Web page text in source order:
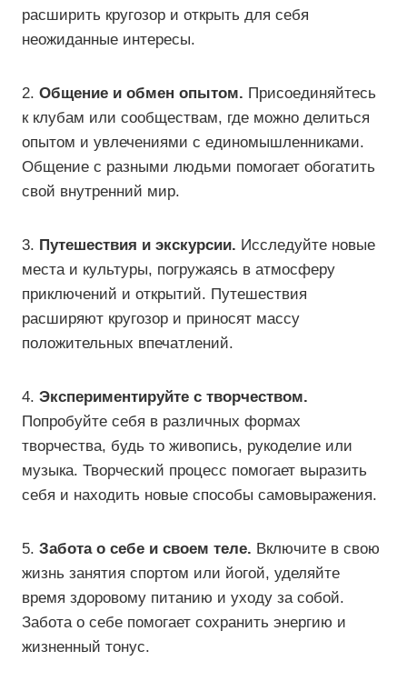
расширить кругозор и открыть для себя
неожиданные интересы.
2. Общение и обмен опытом. Присоединяйтесь
к клубам или сообществам, где можно делиться
опытом и увлечениями с единомышленниками.
Общение с разными людьми помогает обогатить
свой внутренний мир.
3. Путешествия и экскурсии. Исследуйте новые
места и культуры, погружаясь в атмосферу
приключений и открытий. Путешествия
расширяют кругозор и приносят массу
положительных впечатлений.
4. Экспериментируйте с творчеством.
Попробуйте себя в различных формах
творчества, будь то живопись, рукоделие или
музыка. Творческий процесс помогает выразить
себя и находить новые способы самовыражения.
5. Забота о себе и своем теле. Включите в свою
жизнь занятия спортом или йогой, уделяйте
время здоровому питанию и уходу за собой.
Забота о себе помогает сохранить энергию и
жизненный тонус.